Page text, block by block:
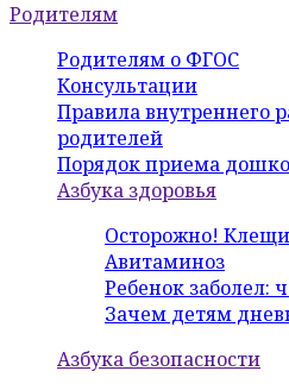
Родителям
Родителям о ФГОС
Консультации
Правила внутреннего
родителей
Порядок приема
Азбука здоровья
Осторожно!
Авитаминоз
Ребенок заболел:
Зачем детям
Азбука безопасности